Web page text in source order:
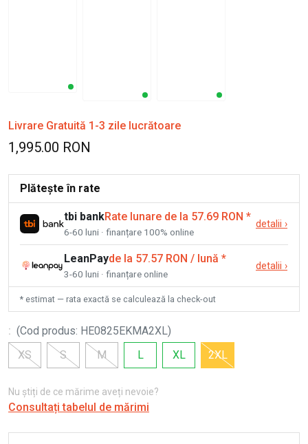
Livrare Gratuită 1-3 zile lucrătoare
1,995.00 RON
Plătește în rate
tbi bankRate lunare de la 57.69 RON *
6-60 luni · finanțare 100% online
detalii ›
LeanPayde la 57.57 RON / lună *
3-60 luni · finanțare online
detalii ›
* estimat — rata exactă se calculează la check-out
: (Cod produs: HE0825EKMA2XL)
XS
S M L XL 2XL
Nu știți de ce mărime aveți nevoie?
Consultați tabelul de mărimi